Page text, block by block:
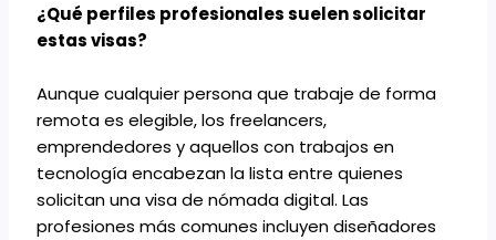
¿Qué perfiles profesionales suelen solicitar
estas visas?
Aunque cualquier persona que trabaje de forma
remota es elegible, los freelancers,
emprendedores y aquellos con trabajos en
tecnología encabezan la lista entre quienes
solicitan una visa de nómada digital. Las
profesiones más comunes incluyen diseñadores